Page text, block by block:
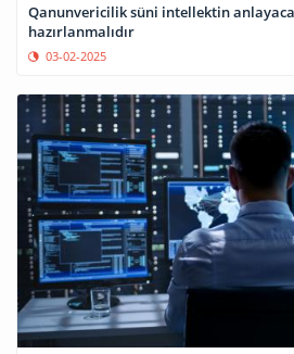
Qanunvericilik süni intellektin
hazırlanmalıdır
03-02-2025